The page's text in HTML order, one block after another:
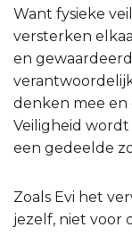
Want fysieke
versterken
en
denken mee en
Veiligheid
een gedeelde
Zoals Evi het
jezelf, niet voor